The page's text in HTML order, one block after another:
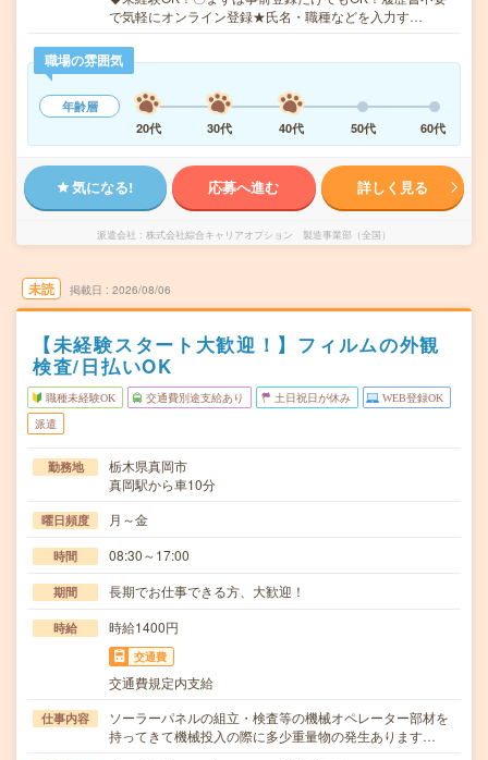
で気軽にオンライン登録★氏名・職種などを入力す…
職場の雰囲気
年齢層
20代
30代 40代 50代 60代
気になる! 応募へ進む 詳しく見る
派遣会社 株式会社綜合キャリアオプション 製造事業部（全国）
未読 掲載日 2026/08/06
【未経験スタート大歓迎！】フィルムの外観
検査/日払いOK
職種未経験OK 交通費別途支給あり 土日祝日が休み WEB登録OK
派遣
勤務地
栃木県真岡市
真岡駅から車10分
曜日頻度 月～金
時間 08:30～17:00
期間 長期でお仕事できる方、大歓迎！
時給 時給1400円
交通費
交通費規定内支給
仕事内容
ソーラーパネルの組立・検査等の機械オペレーター部材を
持ってきて機械投入の際に多少重量物の発生あります…